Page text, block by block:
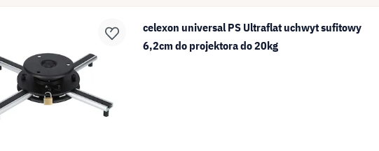
celexon universal PS Ultraflat uchwyt sufitowy
6,2cm do projektora do 20kg